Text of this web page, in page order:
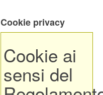
Cookie privacy
Cookie ai
sensi del